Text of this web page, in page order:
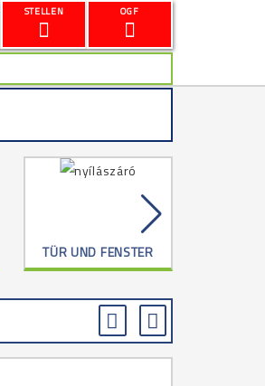
STELLEN OGF
TÜR UND FENSTER